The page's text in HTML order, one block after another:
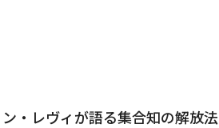
・レヴィが語る集合知の解放法